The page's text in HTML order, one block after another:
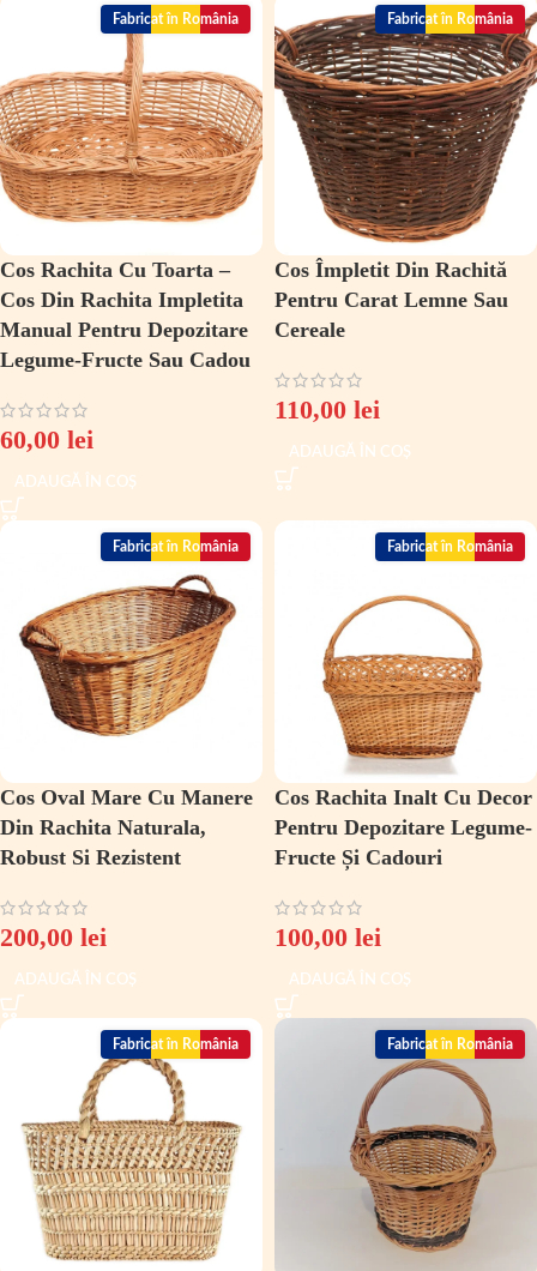
Fabricat în România
Cos Rachita Cu Toarta –
Cos Din Rachita Impletita
Manual Pentru Depozitare
Legume-Fructe Sau Cadou
60,00 lei
ADAUGĂ ÎN COȘ
Fabricat în România
Cos Împletit Din Rachită
Pentru Carat Lemne Sau
Cereale
110,00 lei
ADAUGĂ ÎN COȘ
Fabricat în România
Cos Oval Mare Cu Manere
Din Rachita Naturala,
Robust Si Rezistent
200,00 lei
ADAUGĂ ÎN COȘ
Fabricat în România
Cos Rachita Inalt Cu Decor
Pentru Depozitare Legume-
Fructe Și Cadouri
100,00 lei
ADAUGĂ ÎN COȘ
Fabricat în România Fabricat în România